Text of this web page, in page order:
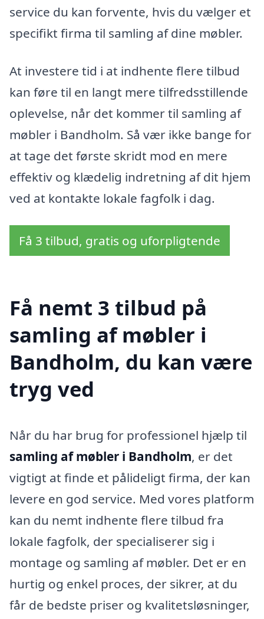
service du kan forvente, hvis du vælger et
specifikt firma til samling af dine møbler.
At investere tid i at indhente flere tilbud
kan føre til en langt mere tilfredsstillende
oplevelse, når det kommer til samling af
møbler i Bandholm. Så vær ikke bange for
at tage det første skridt mod en mere
effektiv og klædelig indretning af dit hjem
ved at kontakte lokale fagfolk i dag.
Få 3 tilbud, gratis og uforpligtende
Få nemt 3 tilbud på
samling af møbler i
Bandholm, du kan være
tryg ved
Når du har brug for professionel hjælp til
samling af møbler i Bandholm, er det
vigtigt at finde et pålideligt firma, der kan
levere en god service. Med vores platform
kan du nemt indhente flere tilbud fra
lokale fagfolk, der specialiserer sig i
montage og samling af møbler. Det er en
hurtig og enkel proces, der sikrer, at du
får de bedste priser og kvalitetsløsninger,